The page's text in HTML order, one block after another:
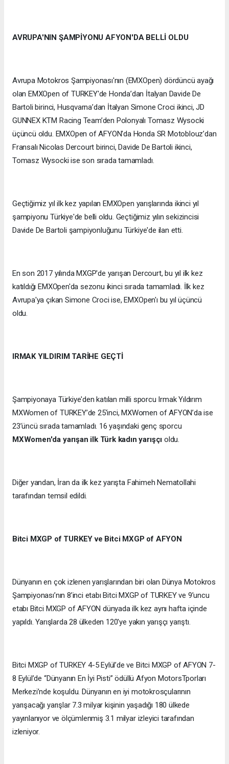
AVRUPA'NIN ŞAMPİYONU AFYON'DA BELLİ OLDU
Avrupa Motokros Şampiyonası'nın (EMXOpen) dördüncü ayağı
olan EMXOpen of TURKEY'de Honda’dan İtalyan Davide De
Bartoli birinci, Husqvarna’dan İtalyan Simone Croci ikinci, JD
GUNNEX KTM Racing Team’den Polonyalı Tomasz Wysocki
üçüncü oldu. EMXOpen of AFYON'da Honda SR Motoblouz’dan
Fransalı Nicolas Dercourt birinci, Davide De Bartoli ikinci,
Tomasz Wysocki ise son sırada tamamladı.
Geçtiğimiz yıl ilk kez yapılan EMXOpen yarışlarında ikinci yıl
şampiyonu Türkiye'de belli oldu. Geçtiğimiz yılın sekizincisi
Davide De Bartoli şampiyonluğunu Türkiye'de ilan etti.
En son 2017 yılında MXGP'de yarışan Dercourt, bu yıl ilk kez
katıldığı EMXOpen'da sezonu ikinci sırada tamamladı. İlk kez
Avrupa'ya çıkan Simone Croci ise, EMXOpen'ı bu yıl üçüncü
oldu.
IRMAK YILDIRIM TARİHE GEÇTİ
Şampiyonaya Türkiye'den katılan milli sporcu Irmak Yıldırım
MXWomen of TURKEY’de 25'inci, MXWomen of AFYON’da ise
23’üncü sırada tamamladı. 16 yaşındaki genç sporcu
MXWomen'da yarışan ilk Türk kadın yarışçı oldu.
Diğer yandan, İran da ilk kez yarışta Fahimeh Nematollahi
tarafından temsil edildi.
Bitci MXGP of TURKEY ve Bitci MXGP of AFYON
Dünyanın en çok izlenen yarışlarından biri olan Dünya Motokros
Şampiyonası’nın 8’inci etabı Bitci MXGP of TURKEY ve 9’uncu
etabı Bitci MXGP of AFYON dünyada ilk kez aynı hafta içinde
yapıldı. Yarışlarda 28 ülkeden 120'ye yakın yarışçı yarıştı.
Bitci MXGP of TURKEY 4-5 Eylül’de ve Bitci MXGP of AFYON 7-
8 Eylül’de “Dünyanın En İyi Pisti” ödüllü Afyon MotorsTporları
Merkezi’nde koşuldu. Dünyanın en iyi motokrosçularının
yarışacağı yarışlar 7.3 milyar kişinin yaşadığı 180 ülkede
yayınlanıyor ve ölçümlenmiş 3.1 milyar izleyici tarafından
izleniyor.